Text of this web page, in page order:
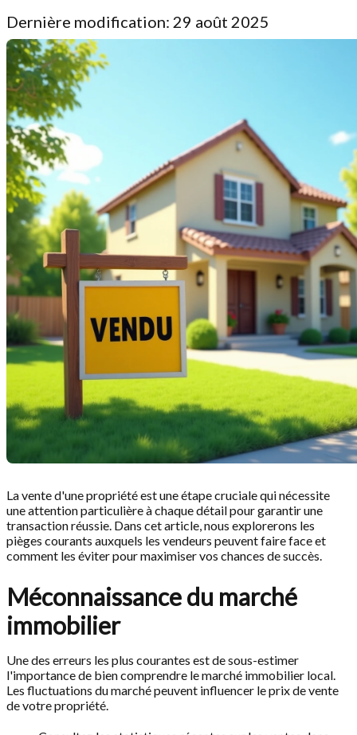
Dernière modification: 29 août 2025
La vente d'une propriété est une étape cruciale qui nécessite
une attention particulière à chaque détail pour garantir une
transaction réussie. Dans cet article, nous explorerons les
pièges courants auxquels les vendeurs peuvent faire face et
comment les éviter pour maximiser vos chances de succès.
Méconnaissance du marché
immobilier
Une des erreurs les plus courantes est de sous-estimer
l'importance de bien comprendre le marché immobilier local.
Les fluctuations du marché peuvent influencer le prix de vente
de votre propriété.